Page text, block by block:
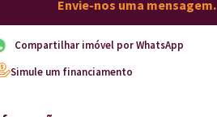
Envie-nos uma mensagem.
Compartilhar imóvel por WhatsApp
Simule um financiamento